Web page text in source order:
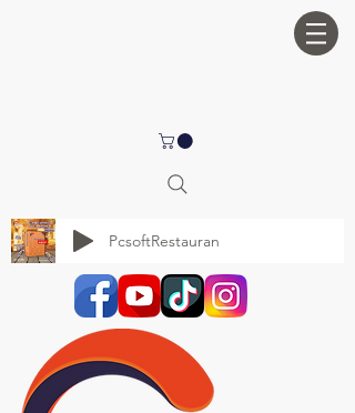
PcsoftRestauran